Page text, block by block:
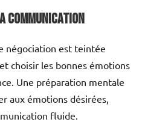
communication
négociation est teintée
choisir les bonnes émotions
Une préparation mentale
aux émotions désirées,
fluide.